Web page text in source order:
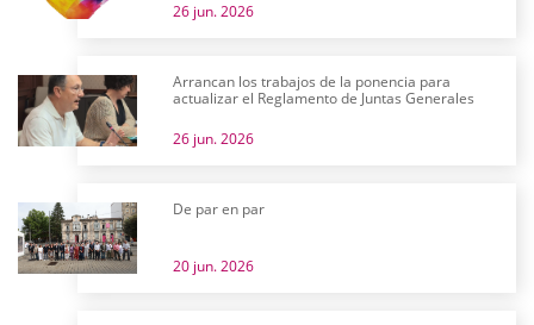
26 jun. 2026
Arrancan los trabajos de la ponencia para
actualizar el Reglamento de Juntas Generales
26 jun. 2026
De par en par
20 jun. 2026